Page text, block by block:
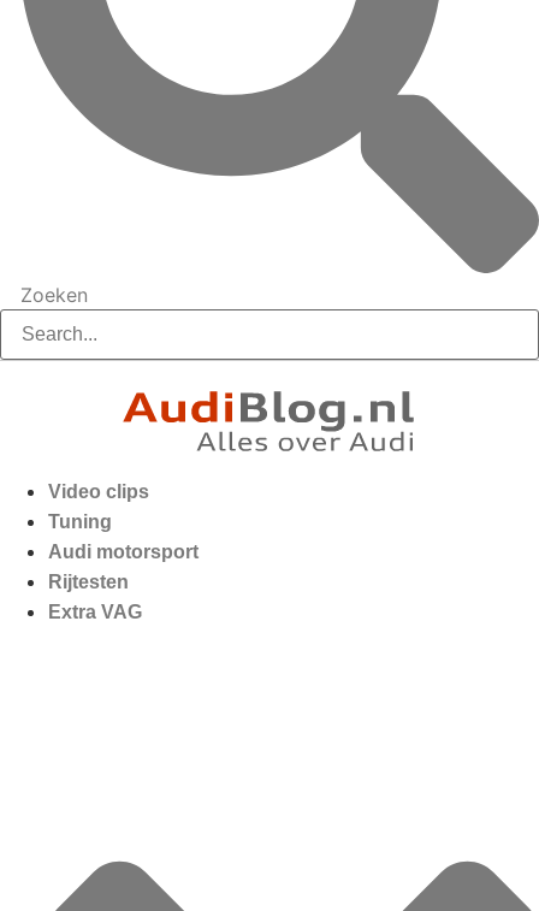
Zoeken
Video clips
Tuning
Audi motorsport
Rijtesten
Extra VAG